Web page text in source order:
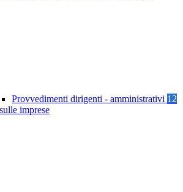
Provvedimenti dirigenti - amministrativi 12
imprese